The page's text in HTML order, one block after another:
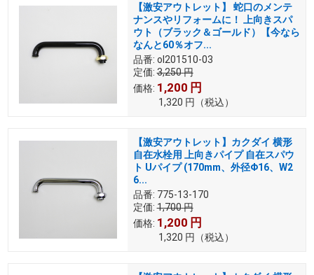
【激安アウトレット】 蛇口のメンテ
ナンスやリフォームに！ 上向きスパ
ウト（ブラック＆ゴールド）【今なら
なんと60％オフ...
品番: ol201510-03
定価: 3,250円
価格: 1,200 円
1,320 円 （税込）
【激安アウトレット】カクダイ 横形
自在水栓用 上向きパイプ 自在スパウ
ト Uパイプ (170mm、外径Φ16、W2
6...
品番: 775-13-170
定価: 1,700円
価格: 1,200 円
1,320 円 （税込）